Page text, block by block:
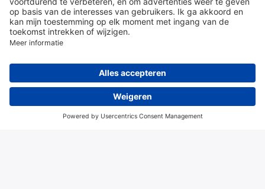
Algemene voorwaarden Disclaimer
Colofon
© 2026 Hitma B.V.